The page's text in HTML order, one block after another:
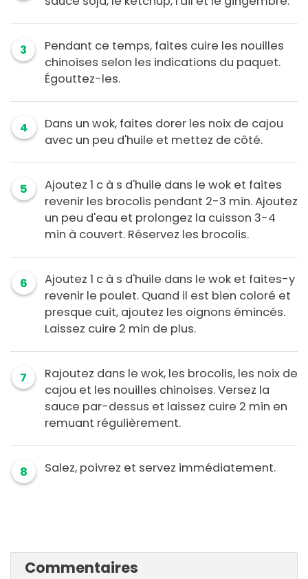
3
Pendant ce temps, faites cuire les nouilles
chinoises selon les indications du paquet.
Égouttez-les.
4
Dans un wok, faites dorer les noix de cajou
avec un peu d'huile et mettez de côté.
5
Ajoutez 1 c à s d'huile dans le wok et faites
revenir les brocolis pendant 2-3 min. Ajoutez
un peu d'eau et prolongez la cuisson 3-4
min à couvert. Réservez les brocolis.
6
Ajoutez 1 c à s d'huile dans le wok et faites-y
revenir le poulet. Quand il est bien coloré et
presque cuit, ajoutez les oignons émincés.
Laissez cuire 2 min de plus.
7
Rajoutez dans le wok, les brocolis, les noix de
cajou et les nouilles chinoises. Versez la
sauce par-dessus et laissez cuire 2 min en
remuant régulièrement.
8 Salez, poivrez et servez immédiatement.
Commentaires